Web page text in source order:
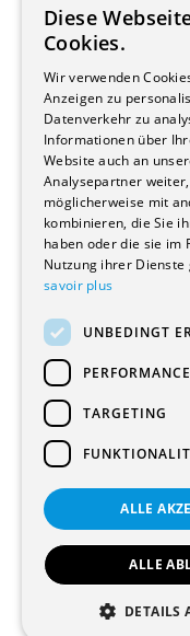
Hersteller/Lieferanten
Bauherrschaften
Stockwerkeigentum
Reportagen
Wohnungen
Renovierungen
Innere Umbauten
Gastgewerbe und
Verwaltungsgebäude
Schuleinrichtungen
Medizinische
Kultur - Sport - Freizeit
Industrie - Handwerk
Transport und
Diverse Bauten
© 2026 Alle Rechte
Allgemeine
Diese
Cookies.
Wir verwenden
Anzeigen zu
Datenverkehr zu
Informationen über
Website auch an
Analysepartner
möglicherweise mit
kombinieren, die Sie
haben oder die sie im
Nutzung ihrer Dienste
savoir plus
UNBEDINGT
PERFORMANCE
TARGETING
ALLE
ALLE
DETAILS